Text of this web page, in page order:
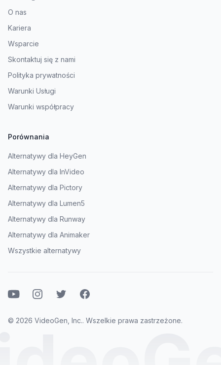
O nas
Kariera
Wsparcie
Skontaktuj się z nami
Polityka prywatności
Warunki Usługi
Warunki współpracy
Porównania
Alternatywy dla HeyGen
Alternatywy dla InVideo
Alternatywy dla Pictory
Alternatywy dla Lumen5
Alternatywy dla Runway
Alternatywy dla Animaker
Wszystkie alternatywy
YouTubeInstagramTwitterFacebook
© 2026 VideoGen, Inc.. Wszelkie prawa zastrzeżone.